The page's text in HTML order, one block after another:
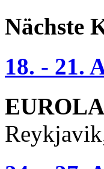
Nächste
18. - 21.